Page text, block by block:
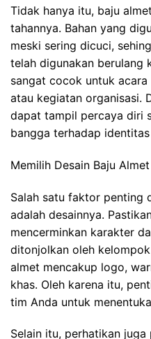
Tidak hanya itu, baju
tahannya. Bahan yang
meski sering dicuci,
telah digunakan berulang
sangat cocok untuk
atau kegiatan organisasi.
dapat tampil percaya diri
bangga terhadap
Memilih Desain Baju
Salah satu faktor penting
adalah desainnya.
mencerminkan karakter
ditonjolkan oleh
almet mencakup logo,
khas. Oleh karena itu,
tim Anda untuk
Selain itu, perhatikan